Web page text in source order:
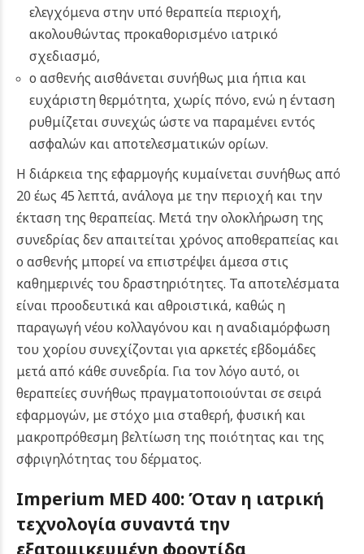
ελεγχόμενα στην υπό θεραπεία περιοχή,
ακολουθώντας προκαθορισμένο ιατρικό
σχεδιασμό,
ο ασθενής αισθάνεται συνήθως μια ήπια και
ευχάριστη θερμότητα, χωρίς πόνο, ενώ η ένταση
ρυθμίζεται συνεχώς ώστε να παραμένει εντός
ασφαλών και αποτελεσματικών ορίων.
Η διάρκεια της εφαρμογής κυμαίνεται συνήθως από
20 έως 45 λεπτά, ανάλογα με την περιοχή και την
έκταση της θεραπείας. Μετά την ολοκλήρωση της
συνεδρίας δεν απαιτείται χρόνος αποθεραπείας και
ο ασθενής μπορεί να επιστρέψει άμεσα στις
καθημερινές του δραστηριότητες. Τα αποτελέσματα
είναι προοδευτικά και αθροιστικά, καθώς η
παραγωγή νέου κολλαγόνου και η αναδιαμόρφωση
του χορίου συνεχίζονται για αρκετές εβδομάδες
μετά από κάθε συνεδρία. Για τον λόγο αυτό, οι
θεραπείες συνήθως πραγματοποιούνται σε σειρά
εφαρμογών, με στόχο μια σταθερή, φυσική και
μακροπρόθεσμη βελτίωση της ποιότητας και της
σφριγηλότητας του δέρματος.
Imperium MED 400: Όταν η ιατρική
τεχνολογία συναντά την
εξατομικευμένη φροντίδα